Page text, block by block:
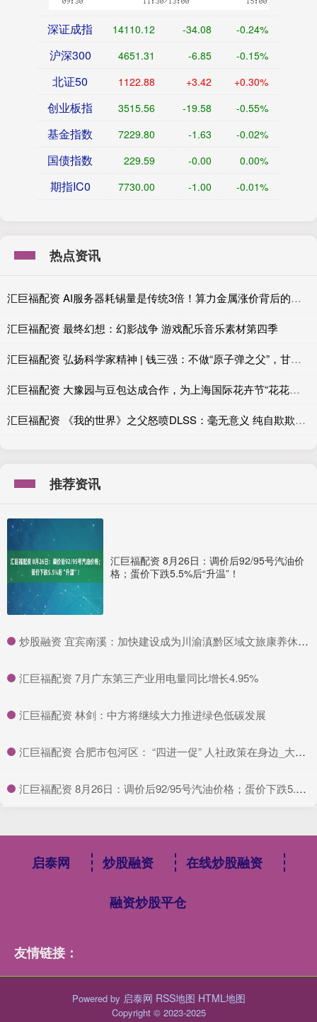
深证成指 14110.12 -34.08 -0.24%
沪深300 4651.31 -6.85 -0.15%
北证50 1122.88 +3.42 +0.30%
创业板指 3515.56 -19.58 -0.55%
基金指数 7229.80 -1.63 -0.02%
国债指数 229.59 -0.00 0.00%
期指IC0 7730.00 -1.00 -0.01%
热点资讯
汇巨福配资 AI服务器耗锡量是传统3倍！算力金属涨价背后的真实供需账
汇巨福配资 最终幻想：幻影战争 游戏配乐音乐素材第四季
汇巨福配资 弘扬科学家精神 | 钱三强：不做“原子弹之父”，甘为“铺路石”
汇巨福配资 大豫园与豆包达成合作，为上海国际花卉节“花花大豫园”提供AI解说服务
汇巨福配资 《我的世界》之父怒喷DLSS：毫无意义 纯自欺欺人！
推荐资讯
汇巨福配资 8月26日：调价后92/95号汽油价
格；蛋价下跌5.5%后“升温”！
​炒股融资 宜宾南溪：加快建设成为川渝滇黔区域文旅康养休闲旅游目的地
​汇巨福配资 7月广东第三产业用电量同比增长4.95%
​汇巨福配资 林剑：中方将继续大力推进绿色低碳发展
​汇巨福配资 合肥市包河区： “四进一促” 人社政策在身边_大皖新闻 | 安徽网
​汇巨福配资 8月26日：调价后92/95号汽油价格；蛋价下跌5.5%后“升温”！
启泰网 炒股融资 在线炒股融资
融资炒股平仓
友情链接：
Powered by 启泰网 RSS地图 HTML地图
Copyright © 2023-2025